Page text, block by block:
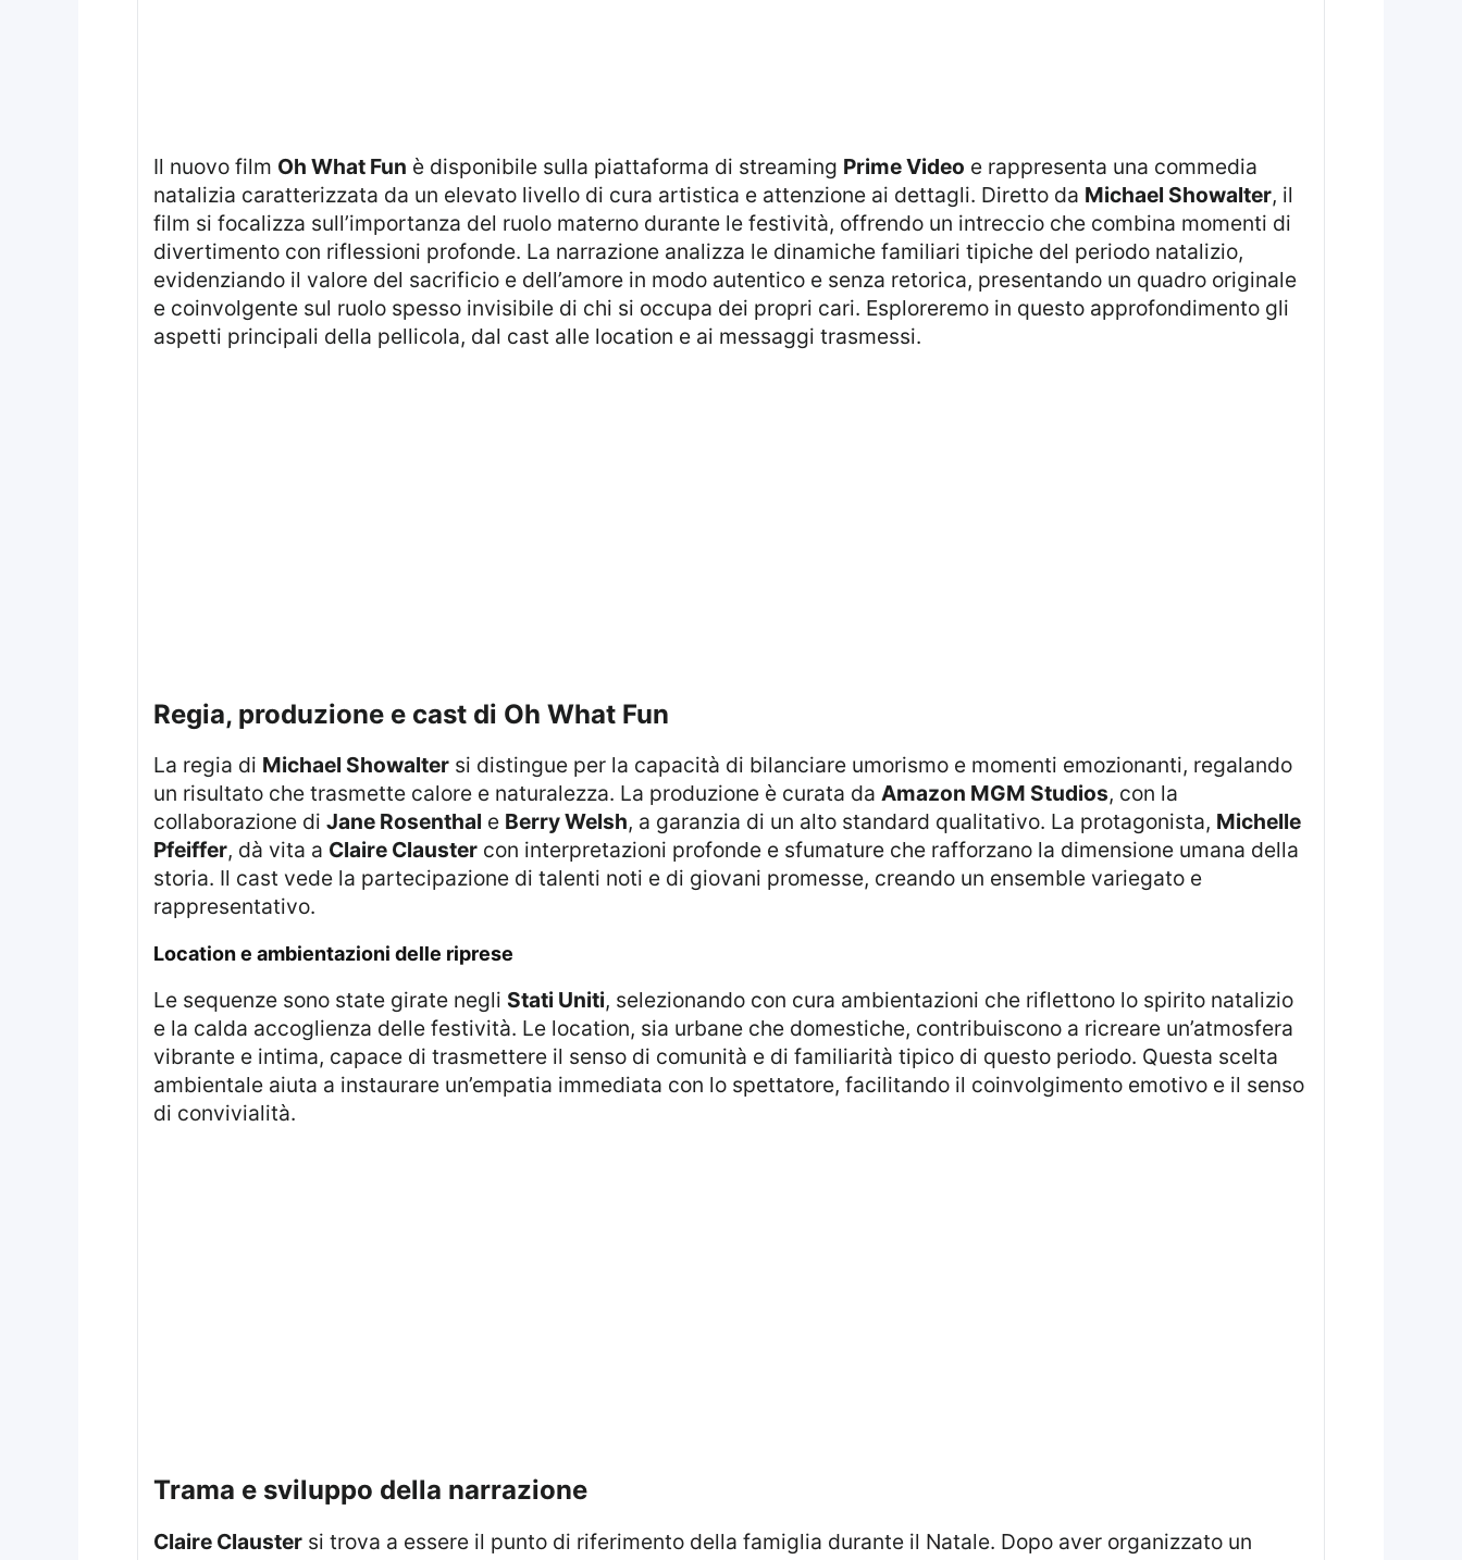
Il nuovo film Oh What Fun è disponibile sulla piattaforma di streaming Prime Video e rappresenta una commedia
natalizia caratterizzata da un elevato livello di cura artistica e attenzione ai dettagli. Diretto da Michael Showalter, il
film si focalizza sull’importanza del ruolo materno durante le festività, offrendo un intreccio che combina momenti di
divertimento con riflessioni profonde. La narrazione analizza le dinamiche familiari tipiche del periodo natalizio,
evidenziando il valore del sacrificio e dell’amore in modo autentico e senza retorica, presentando un quadro originale
e coinvolgente sul ruolo spesso invisibile di chi si occupa dei propri cari. Esploreremo in questo approfondimento gli
aspetti principali della pellicola, dal cast alle location e ai messaggi trasmessi.
regia, produzione e cast di Oh What Fun
La regia di Michael Showaltersi distingue per la capacità di bilanciare umorismo e momenti emozionanti, regalando
un risultato che trasmette calore e naturalezza. La produzione è curata da Amazon MGM Studios, con la
collaborazione di Jane Rosenthal e Berry Welsh, a garanzia di un alto standard qualitativo. La protagonista, Michelle
Pfeiffer, dà vita a Claire Claustercon interpretazioni profonde e sfumature che rafforzano la dimensione umana della
storia. Il cast vede la partecipazione di talenti noti e di giovani promesse, creando un ensemble variegato e
rappresentativo.
location e ambientazioni delle riprese
Le sequenze sono state girate negli Stati Uniti, selezionando con cura ambientazioni che riflettono lo spirito natalizio
e la calda accoglienza delle festività. Le location, sia urbane che domestiche, contribuiscono a ricreare un’atmosfera
vibrante e intima, capace di trasmettere il senso di comunità e di familiarità tipico di questo periodo. Questa scelta
ambientale aiuta a instaurare un’empatia immediata con lo spettatore, facilitando il coinvolgimento emotivo e il senso
di convivialità.
trama e sviluppo della narrazione
Claire Claustersi trova a essere il punto di riferimento della famiglia durante il Natale. Dopo aver organizzato un